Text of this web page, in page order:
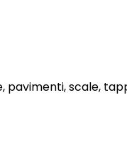
scale,